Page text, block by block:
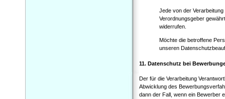
Jede von der
Verordnungsgeber
widerrufen.
Möchte die betroffene
unseren
11. Datenschutz bei
Der für die Verarbeitung
Abwicklung des
dann der Fall, wenn ein Bewerber